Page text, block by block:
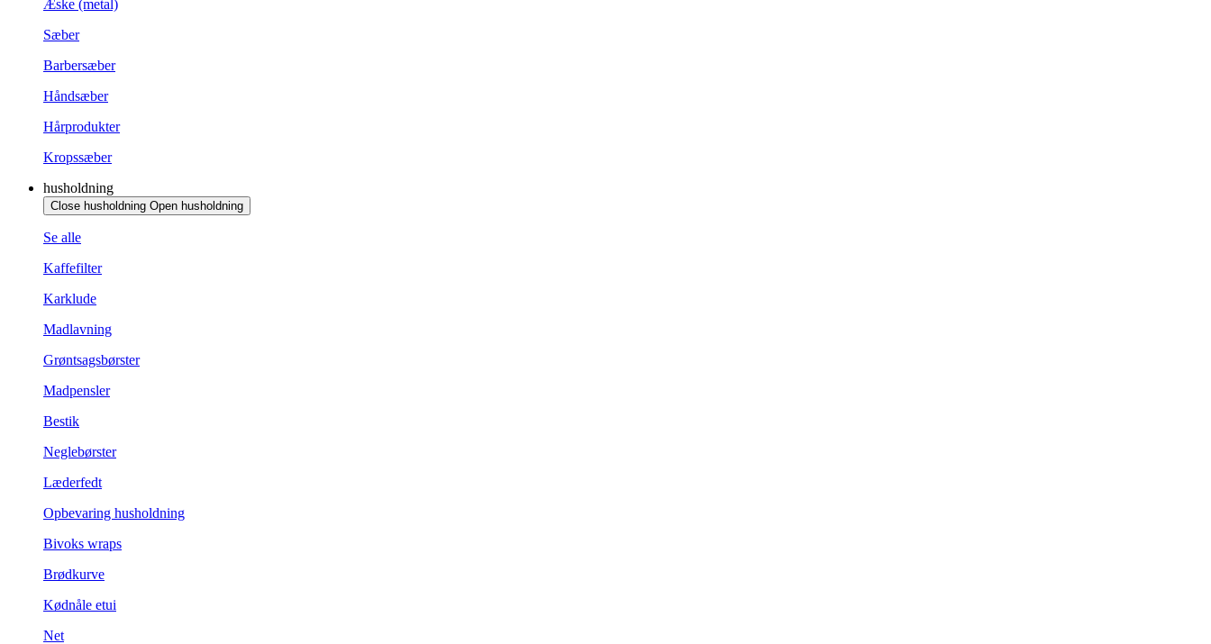
Æske (metal)
Sæber
Barbersæber
Håndsæber
Hårprodukter
Kropssæber
husholdning
Close husholdning Open husholdning
Se alle
Kaffefilter
Karklude
Madlavning
Grøntsagsbørster
Madpensler
Bestik
Neglebørster
Læderfedt
Opbevaring husholdning
Bivoks wraps
Brødkurve
Kødnåle etui
Net